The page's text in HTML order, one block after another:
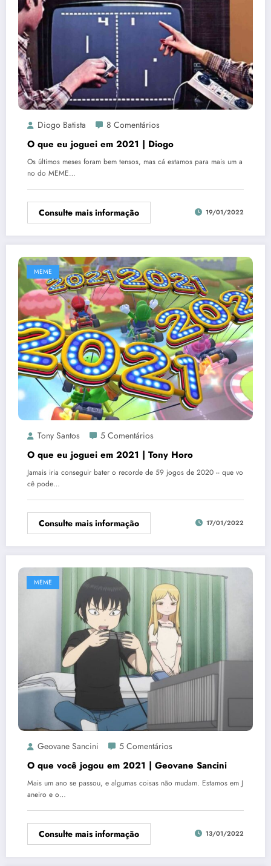
Diogo Batista 8 Comentários
O que eu joguei em 2021 | Diogo
Os últimos meses foram bem tensos, mas cá estamos para mais um a
no do MEME…
Consulte mais informação 19/01/2022
MEME
Tony Santos 5 Comentários
O que eu joguei em 2021 | Tony Horo
Jamais iria conseguir bater o recorde de 59 jogos de 2020 -- que vo
cê pode…
Consulte mais informação 17/01/2022
MEME
Geovane Sancini 5 Comentários
O que você jogou em 2021 | Geovane Sancini
Mais um ano se passou, e algumas coisas não mudam. Estamos em J
aneiro e o…
Consulte mais informação 13/01/2022